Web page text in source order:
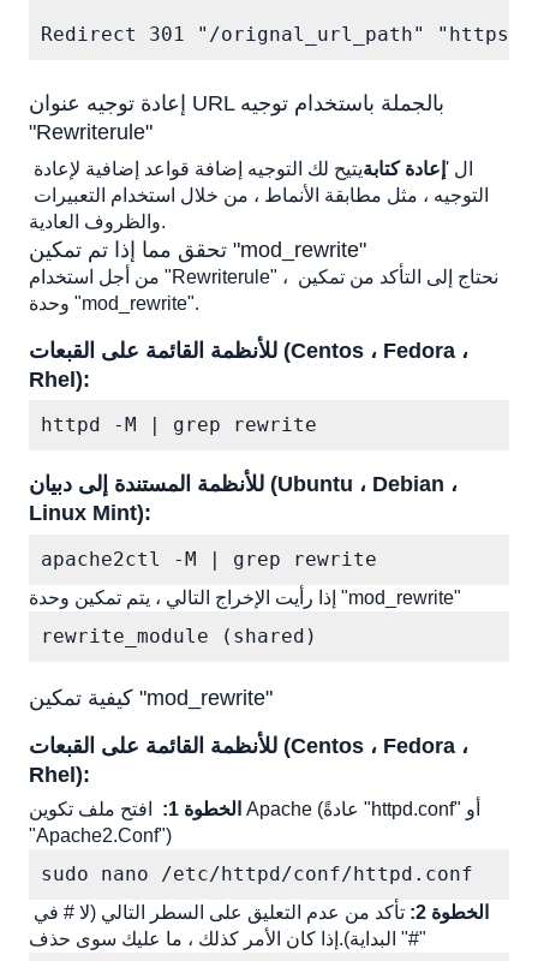
Redirect 301 "/orignal_url_path" "https://
إعادة توجيه عنوان URL بالجملة باستخدام توجيه
"Rewriterule"
ال ' إعادة كتابة
والظروف العادية.
تحقق مما إذا تم تمكين "mod_rewrite"
من أجل استخدام "Rewriterule" ، نحتاج إلى التأكد من تمكين
وحدة "mod_rewrite".
للأنظمة القائمة على القبعات (Centos ، Fedora ،
Rhel):
httpd -M | grep rewrite
للأنظمة المستندة إلى دبيان (Ubuntu ، Debian ،
Linux Mint):
apache2ctl -M | grep rewrite
إذا رأيت الإخراج التالي ، يتم تمكين وحدة "mod_rewrite"
rewrite_module (shared)
كيفية تمكين "mod_rewrite"
للأنظمة القائمة على القبعات (Centos ، Fedora ،
Rhel):
الخطوة 1:
افتح ملف تكوين Apache (عادةً "httpd.conf" أو
"Apache2.Conf")
sudo nano /etc/httpd/conf/httpd.conf
الخطوة 2:
البداية).إذا كان الأمر كذلك ، ما عليك سوى حذف "#"